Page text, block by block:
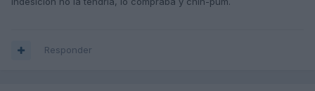
Responder